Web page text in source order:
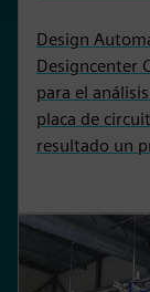
Design
Designcenter
para el
placa de
resultado un